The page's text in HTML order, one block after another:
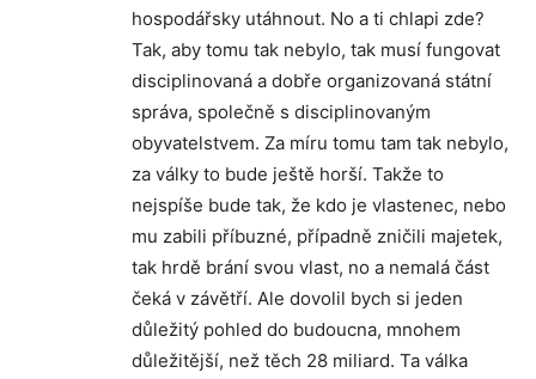
hospodářsky utáhnout. No a ti chlapi zde?
Tak, aby tomu tak nebylo, tak musí fungovat
disciplinovaná a dobře organizovaná státní
správa, společně s disciplinovaným
obyvatelstvem. Za míru tomu tam tak nebylo,
za války to bude ještě horší. Takže to
nejspíše bude tak, že kdo je vlastenec, nebo
mu zabili příbuzné, případně zničili majetek,
tak hrdě brání svou vlast, no a nemalá část
čeká v závětří. Ale dovolil bych si jeden
důležitý pohled do budoucna, mnohem
důležitější, než těch 28 miliard. Ta válka